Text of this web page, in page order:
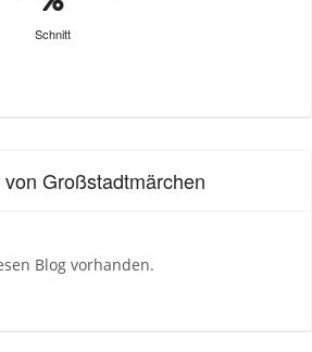
Schnitt
Großstadtmärchen
Blog vorhanden.